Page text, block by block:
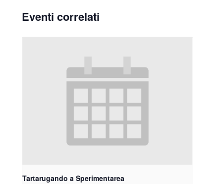
Eventi correlati
Tartarugando a Sperimentarea